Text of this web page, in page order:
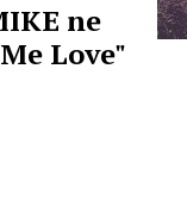
ne
Love"